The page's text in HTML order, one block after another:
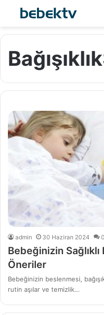
admin 30 Haziran 2024 0
Bebeğinizin Sağlıklı
Öneriler
Bebeğinizin beslenmesi,
rutin aşılar ve temizlik…